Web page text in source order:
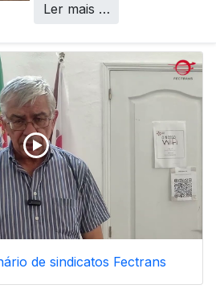
Ler mais …
de sindicatos Fectrans